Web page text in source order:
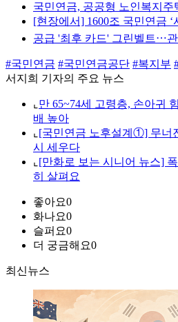
국민연금, 공공형 노인복지주
[현장에서] 1600조 국민연금
공급 '최후 카드' 그린벨트⋯
#국민연금 #국민연금공단 #복지부
서지희 기자의 주요 뉴스
⌞ 만 65~74세 고령층, 손아귀
배 높아
⌞ [국민연금 노후설계①] 무너
시 세우다
⌞ [만화로 보는 시니어 뉴스]
히 살펴요
좋아요0
화나요0
슬퍼요0
더 궁금해요0
최신뉴스